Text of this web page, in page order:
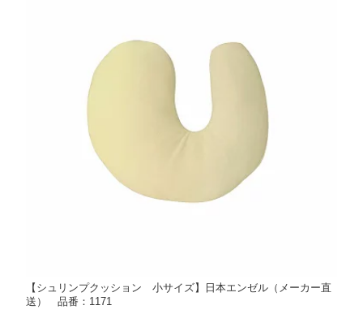
【シュリンプクッション 小サイズ】日本エンゼル（メーカー直
送） 品番：1171